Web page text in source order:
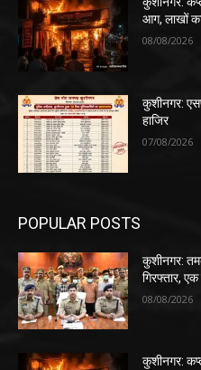
आग, लाखों
08/08/2026
कुशीनगर:
हाजिर
07/08/2026
POPULAR POSTS
कुशीनगर:
गिरफ्तार,
08/08/2026
कुशीनगर: